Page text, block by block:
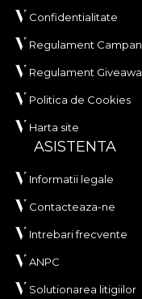
Confidentialitate
Regulament
Regulament
Politica de Cookies
Harta site
ASISTENTA
Informatii legale
Contacteaza-ne
Intrebari frecvente
ANPC
Solutionarea litigiilor